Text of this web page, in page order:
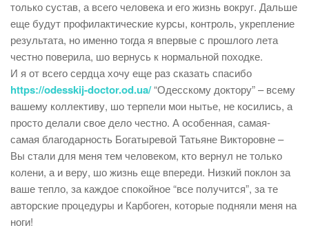
И я от всего сердца хочу еще раз сказать спасибо
https://odesskij-doctor.od.ua/“Одесскому доктору” – всему
вашему коллективу, шо терпели мои нытье, не косились, а
просто делали свое дело честно. А особенная, самая-
самая благодарность Богатыревой Татьяне Викторовне –
Вы стали для меня тем человеком, кто вернул не только
колени, а и веру, шо жизнь еще впереди. Низкий поклон за
ваше тепло, за каждое спокойное “все получится”, за те
авторские процедуры и Карбоген, которые подняли меня на
ноги!